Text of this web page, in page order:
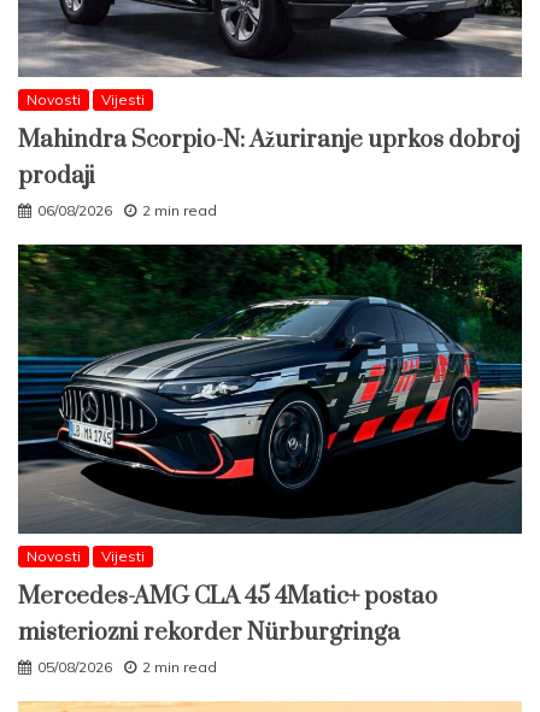
Novosti Vijesti
Mahindra Scorpio-N: Ažuriranje uprkos dobroj
prodaji
06/08/2026 2 min read
Novosti Vijesti
Mercedes-AMG CLA 45 4Matic+ postao
misteriozni rekorder Nürburgringa
05/08/2026 2 min read